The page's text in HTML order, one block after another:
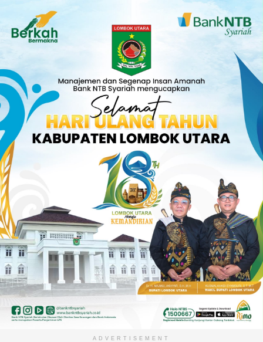
ADVERTISEMENT